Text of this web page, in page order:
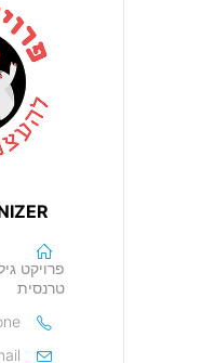
פרויקט
טרנסית